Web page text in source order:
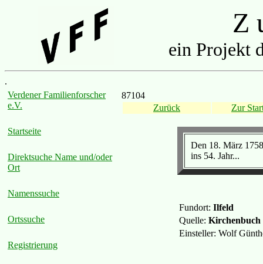
Z
ein Projekt
.
Verdener Familienforscher
e.V.
Startseite
Direktsuche Name und/oder
Ort
Namenssuche
Ortssuche
Registrierung
87104
Zurück
Zur
Den 18. März
ins 54. Jahr...
Fundort: Ilfeld
Quelle: Kirchenbuch
Einsteller: Wolf